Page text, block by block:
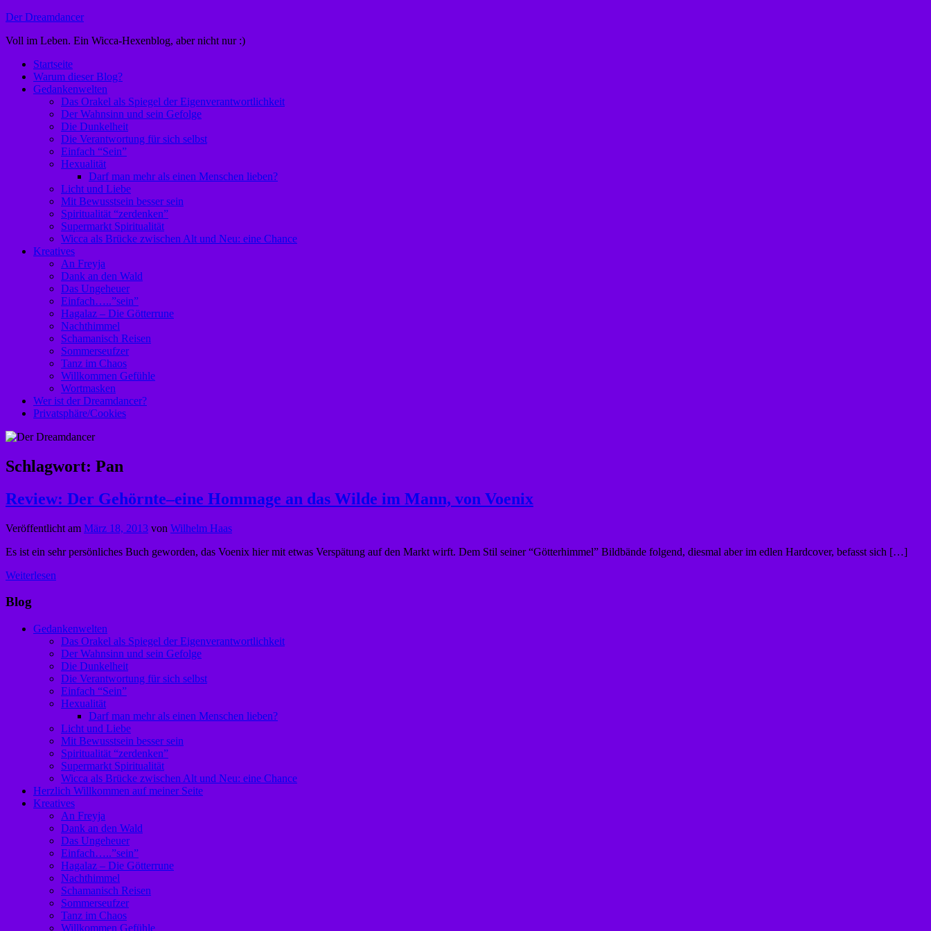
Zum
springen
Der Dreamdancer
Voll im Leben. Ein Wicca-Hexenblog, aber nicht nur :)
Startseite
Warum dieser Blog?
Gedankenwelten
Das Orakel als Spiegel der Eigenverantwortlichkeit
Der Wahnsinn und sein Gefolge
Die Dunkelheit
Die Verantwortung für sich selbst
Einfach “Sein”
Hexualität
Darf man mehr als einen Menschen lieben?
Licht und Liebe
Mit Bewusstsein besser sein
Spiritualität “zerdenken”
Supermarkt Spiritualität
Wicca als Brücke zwischen Alt und Neu: eine Chance
Kreatives
An Freyja
Dank an den Wald
Das Ungeheuer
Einfach…..”sein”
Hagalaz – Die Götterrune
Nachthimmel
Schamanisch Reisen
Sommerseufzer
Tanz im Chaos
Willkommen Gefühle
Wortmasken
Wer ist der Dreamdancer?
Privatsphäre/Cookies
Schlagwort: Pan
Review: Der Gehörnte–eine Hommage an das Wilde im Mann, von Voenix
Veröffentlicht am März 18, 2013 von Wilhelm Haas
Es ist ein sehr persönliches Buch geworden, das Voenix hier mit etwas Verspätung auf den Markt wirft. Dem Stil seiner “Götterhimmel” Bildbände folgend, diesmal aber im edlen Hardcover, befasst sich […]
Weiterlesen
Blog
Gedankenwelten
Das Orakel als Spiegel der Eigenverantwortlichkeit
Der Wahnsinn und sein Gefolge
Die Dunkelheit
Die Verantwortung für sich selbst
Einfach “Sein”
Hexualität
Darf man mehr als einen Menschen lieben?
Licht und Liebe
Mit Bewusstsein besser sein
Spiritualität “zerdenken”
Supermarkt Spiritualität
Wicca als Brücke zwischen Alt und Neu: eine Chance
Herzlich Willkommen auf meiner Seite
Kreatives
An Freyja
Dank an den Wald
Das Ungeheuer
Einfach…..”sein”
Hagalaz – Die Götterrune
Nachthimmel
Schamanisch Reisen
Sommerseufzer
Tanz im Chaos
Willkommen Gefühle